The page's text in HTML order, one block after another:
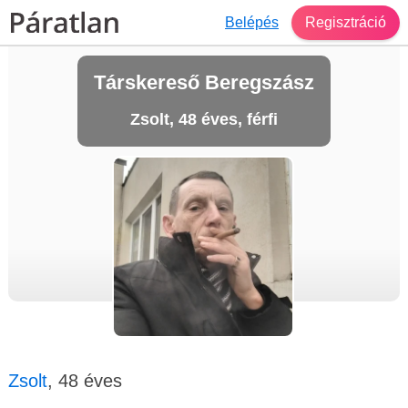
Belépés Regisztráció
Társkereső Beregszász
Zsolt, 48 éves, férfi
Zsolt, 48 éves